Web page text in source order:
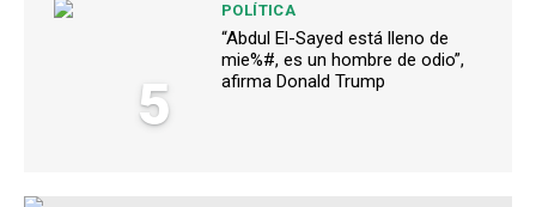
5
POLÍTICA
“Abdul El-Sayed está lleno de
mie%#, es un hombre de odio”,
afirma Donald Trump